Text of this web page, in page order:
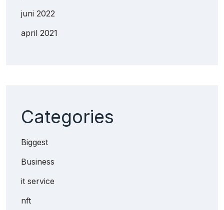
juni 2022
april 2021
Categories
Biggest
Business
it service
nft